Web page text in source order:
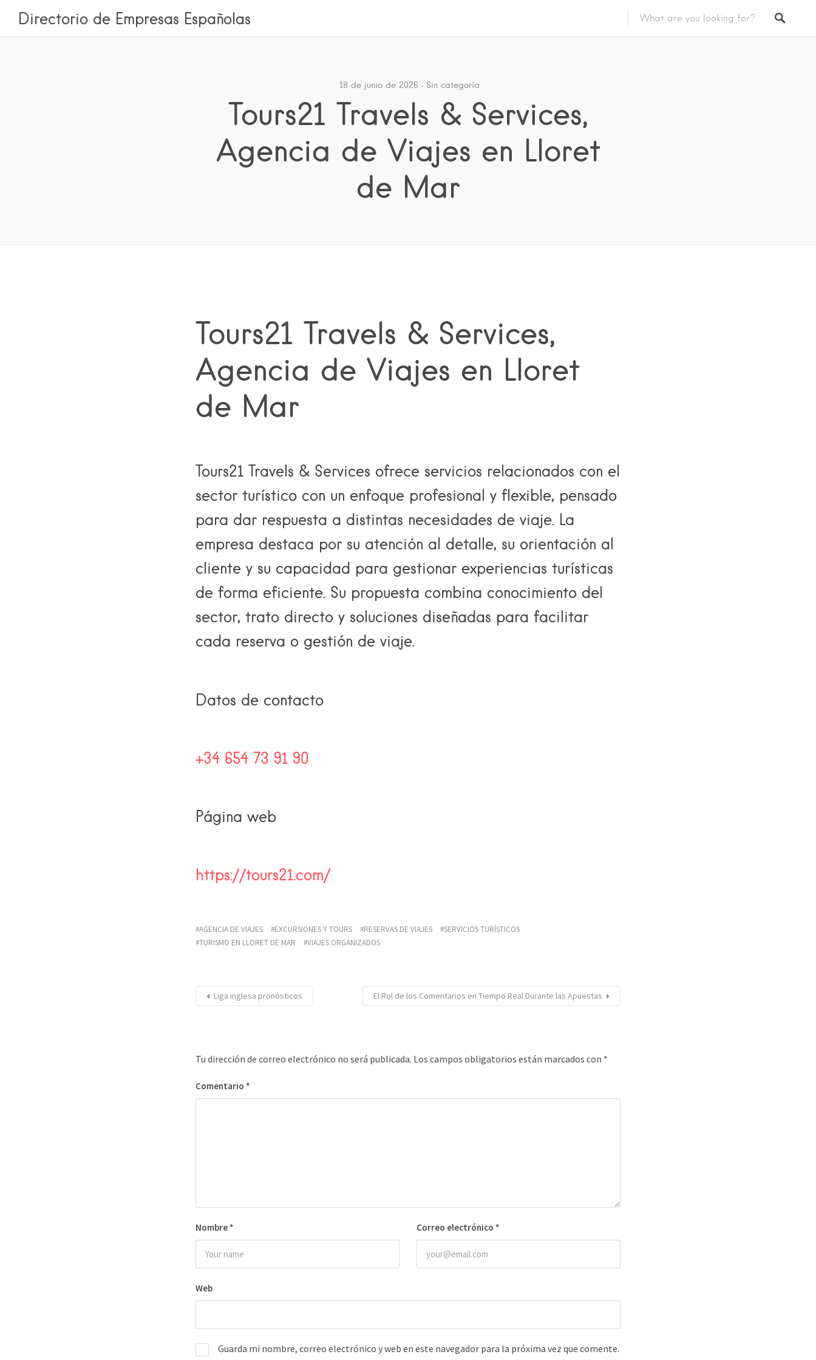
Directorio de Empresas Españolas
18 de junio de 2026 Sin categoría
Tours21 Travels & Services,
Agencia de Viajes en Lloret
de Mar
Tours21 Travels & Services,
Agencia de Viajes en Lloret
de Mar
Tours21 Travels & Services ofrece servicios relacionados con el
sector turístico con un enfoque profesional y flexible, pensado
para dar respuesta a distintas necesidades de viaje. La
empresa destaca por su atención al detalle, su orientación al
cliente y su capacidad para gestionar experiencias turísticas
de forma eficiente. Su propuesta combina conocimiento del
sector, trato directo y soluciones diseñadas para facilitar
cada reserva o gestión de viaje.
Datos de contacto
+34 654 73 91 90
Página web
https://tours21.com/
AGENCIA DE VIAJES EXCURSIONES Y TOURS RESERVAS DE VIAJES
SERVICIOS TURÍSTICOS
TURISMO EN LLORET DE MAR
VIAJES ORGANIZADOS
Liga inglesa pronósticos El Rol de los Comentarios en Tiempo Real Durante las Apuestas
Tu dirección de correo electrónico no será publicada. Los campos obligatorios están marcados con *
Comentario *
Nombre * Correo electrónico *
Web
Guarda mi nombre, correo electrónico y web en este navegador para la próxima vez que comente.